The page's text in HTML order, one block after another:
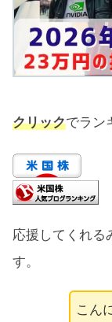
クリックでラン
応援してくれる
す。
こん